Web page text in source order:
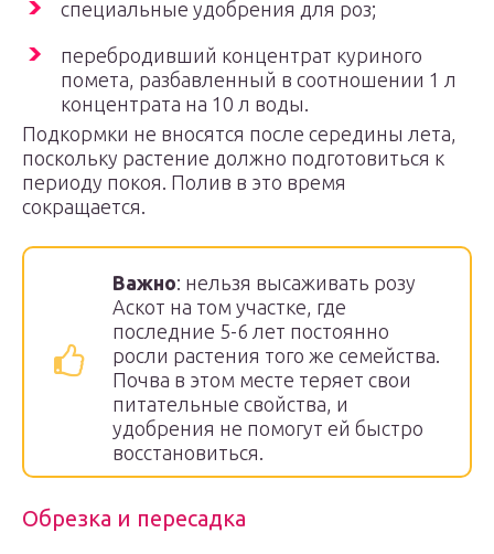
специальные удобрения для роз;
перебродивший концентрат куриного
помета, разбавленный в соотношении 1 л
концентрата на 10 л воды.
Подкормки не вносятся после середины лета,
поскольку растение должно подготовиться к
периоду покоя. Полив в это время
сокращается.
Важно: нельзя высаживать розу
Аскот на том участке, где
последние 5-6 лет постоянно
росли растения того же семейства.
Почва в этом месте теряет свои
питательные свойства, и
удобрения не помогут ей быстро
восстановиться.
Обрезка и пересадка